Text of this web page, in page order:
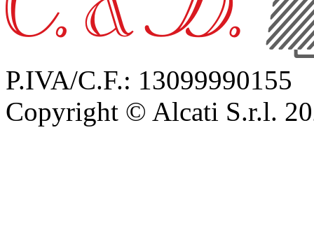
P.IVA/C.F.: 13099990155
Copyright © Alcati S.r.l.